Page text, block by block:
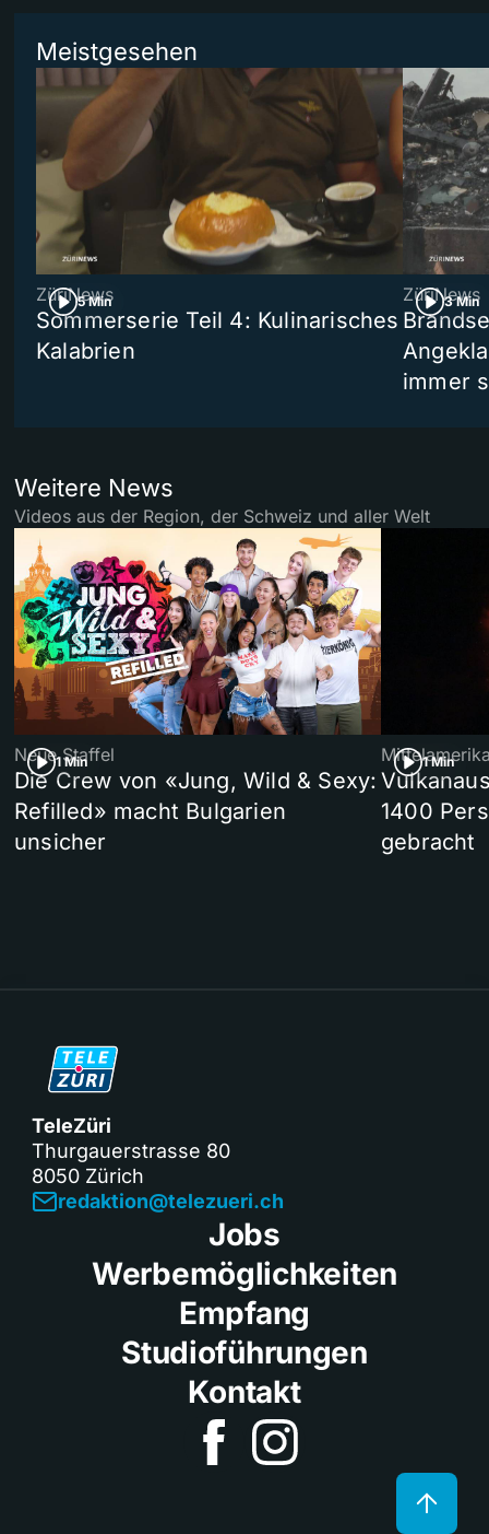
Meistgesehen
5 Min
ZüriNews
Sommerserie Teil 4: Kulinarisches
Kalabrien
3 Min
ZüriNews
immer
Weitere News
Videos aus der Region, der Schweiz und aller Welt
1 Min
Neue Staffel
Die Crew von «Jung, Wild & Sexy:
Refilled» macht Bulgarien
unsicher
1 Min
1400
gebracht
TeleZüri
Thurgauerstrasse 80
8050 Zürich
redaktion@telezueri.ch
Jobs
Werbemöglichkeiten
Empfang
Studioführungen
Kontakt